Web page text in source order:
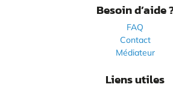
Besoin d’aide
FAQ
Contact
Médiateur
Liens utiles